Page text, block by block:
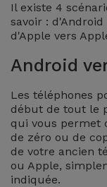
Kids
Voir
tout
Il existe 4
savoir :
d'Apple vers
Android
Les téléphones
début de tout le
qui vous permet
de zéro ou de
de votre ancien
ou Apple,
indiquée.